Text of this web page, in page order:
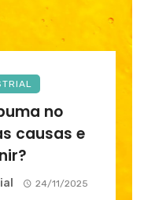
no
causas e
24/11/2025